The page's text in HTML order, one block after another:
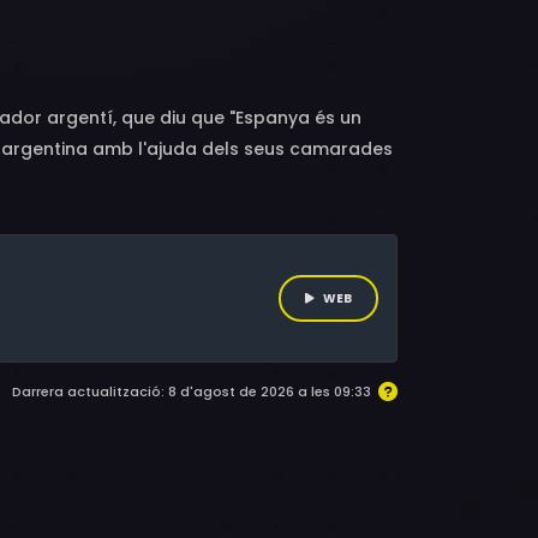
Ochandiano, La Terremoto de Alcorcón,
Bergonzini, Agustí Villaronga, Fermí
argentí, que diu que "Espanya és un
amb l'ajuda dels seus camarades
Les històries d'aquestes dones
Eva Perón confecciona la llista del
meticulosament, juntament amb Franco i
WEB
Darrera actualització: 8 d'agost de 2026 a les 09:33